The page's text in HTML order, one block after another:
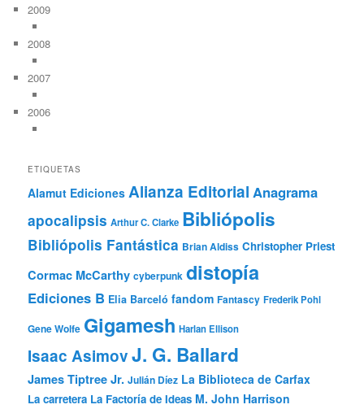
2009
2008
2007
2006
ETIQUETAS
Alamut Ediciones Alianza Editorial Anagrama
apocalipsis Arthur C. Clarke Bibliópolis
Bibliópolis Fantástica Brian Aldiss Christopher Priest
Cormac McCarthy cyberpunk distopía
Ediciones B Elia Barceló fandom Fantascy Frederik Pohl
Gene Wolfe Gigamesh Harlan Ellison
Isaac AsimovJ. G. Ballard
James Tiptree Jr. Julián Díez La Biblioteca de Carfax
La carretera La Factoría de Ideas M. John Harrison